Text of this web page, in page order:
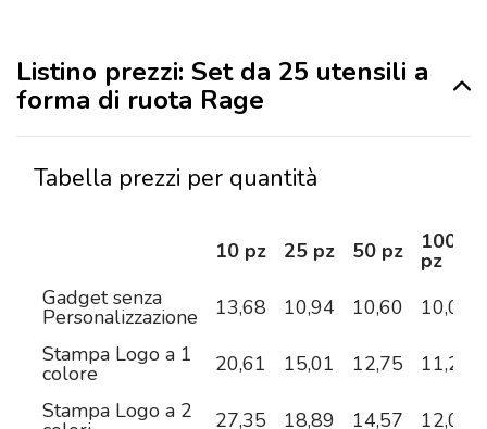
Listino prezzi: Set da 25 utensili a
forma di ruota Rage
Tabella prezzi per quantità
10 pz 25 pz 50 pz 100
pz
Gadget senza
Personalizzazione 13,68 10,94 10,60
10,05
Stampa Logo a 1
colore 20,61 15,01 12,75
11,25
Stampa Logo a 2
27,35 18,89 14,57 12,08